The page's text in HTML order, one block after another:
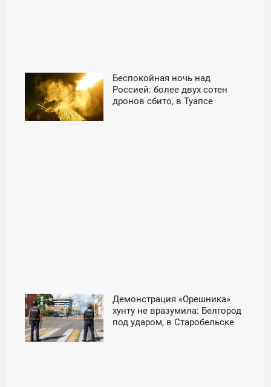
Беспокойная ночь над
Россией: более двух сотен
дронов сбито, в Туапсе
Демонстрация «Орешника»
хунту не вразумила: Белгород
под ударом, в Старобельске